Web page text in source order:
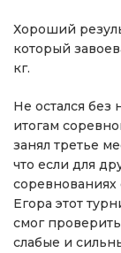
Хороший
который
кг.
Не остался
итогам
занял третье
что если для
Егора этот
смог
слабые и